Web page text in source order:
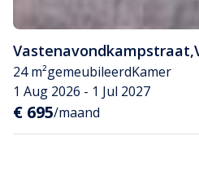
Vastenavondkampstraat,
24 m²gemeubileerdKamer
1 Aug 2026 - 1 Jul 2027
€ 695/maand